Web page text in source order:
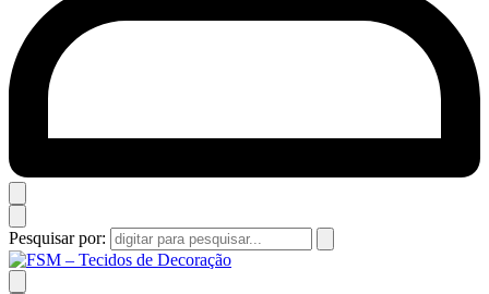
Pesquisar por: